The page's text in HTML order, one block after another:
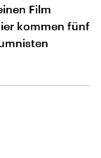
Film
kommen fünf